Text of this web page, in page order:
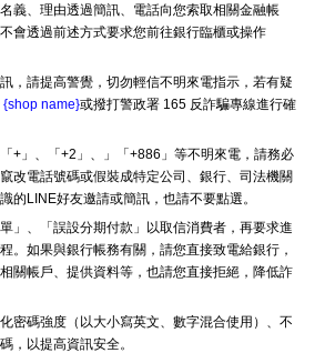
義、理由透過簡訊、電話向您索取相關金融帳
會透過前述方式要求您前往銀行臨櫃或操作
，請提高警覺，切勿輕信不明來電指示，若有疑
{shop name}或撥打警政署 165 反詐騙專線進行確
+」、「+2」、」「+886」等不明來電，請務必
改電話號碼或假裝成特定公司、銀行、司法機關
的LINE好友邀請或簡訊，也請不要點選。
」、「誤設分期付款」以取信消費者，再要求進
。如果與銀行帳務有關，請您直接致電給銀行，
關帳戶、提供資料等，也請您直接拒絕，降低詐
密碼強度（以大小寫英文、數字混合使用）、不
，以提高資訊安全。